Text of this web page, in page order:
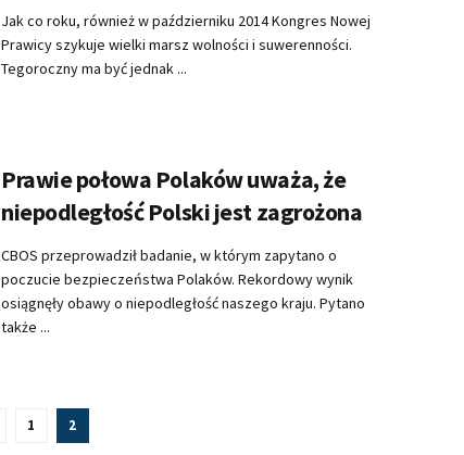
Jak co roku, również w październiku 2014 Kongres Nowej
Prawicy szykuje wielki marsz wolności i suwerenności.
Tegoroczny ma być jednak ...
Prawie połowa Polaków uważa, że
niepodległość Polski jest zagrożona
CBOS przeprowadził badanie, w którym zapytano o
poczucie bezpieczeństwa Polaków. Rekordowy wynik
osiągnęły obawy o niepodległość naszego kraju. Pytano
także ...
1 2